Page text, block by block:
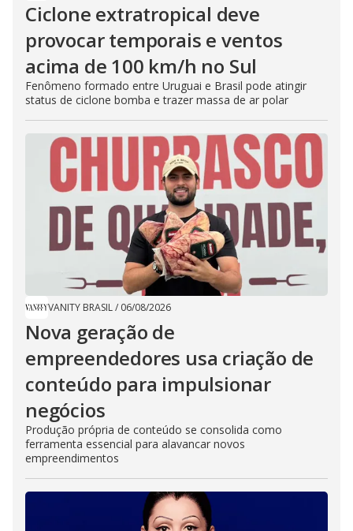
Ciclone extratropical deve
provocar temporais e ventos
acima de 100 km/h no Sul
Fenômeno formado entre Uruguai e Brasil pode atingir
status de ciclone bomba e trazer massa de ar polar
VANITY BRASIL/ 06/08/2026
Nova geração de
empreendedores usa criação de
conteúdo para impulsionar
negócios
Produção própria de conteúdo se consolida como
ferramenta essencial para alavancar novos
empreendimentos